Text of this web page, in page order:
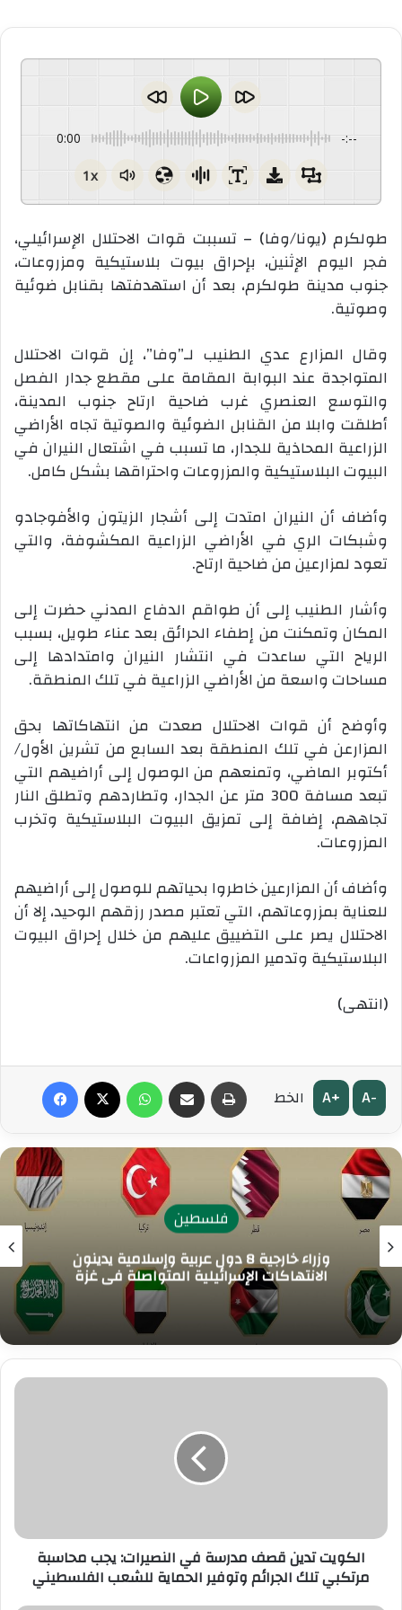
0:00 -:--
1x
طولكرم (يونا/وفا) – تسببت قوات الاحتلال الإسرائيلي،
فجر اليوم الإثنين، بإحراق بيوت بلاستيكية ومزروعات،
جنوب مدينة طولكرم، بعد أن استهدفتها بقنابل ضوئية
وصوتية.
وقال المزارع عدي الطنيب لـ”وفا”، إن قوات الاحتلال
المتواجدة عند البوابة المقامة على مقطع جدار الفصل
والتوسع العنصري غرب ضاحية ارتاح جنوب المدينة،
أطلقت وابلا من القنابل الضوئية والصوتية تجاه الأراضي
الزراعية المحاذية للجدار، ما تسبب في اشتعال النيران في
البيوت البلاستيكية والمزروعات واحتراقها بشكل كامل.
وأضاف أن النيران امتدت إلى أشجار الزيتون والأفوجادو
وشبكات الري في الأراضي الزراعية المكشوفة، والتي
تعود لمزارعين من ضاحية ارتاح.
وأشار الطنيب إلى أن طواقم الدفاع المدني حضرت إلى
المكان وتمكنت من إطفاء الحرائق بعد عناء طويل، بسبب
الرياح التي ساعدت في انتشار النيران وامتدادها إلى
مساحات واسعة من الأراضي الزراعية في تلك المنطقة.
وأوضح أن قوات الاحتلال صعدت من انتهاكاتها بحق
المزارعن في تلك المنطقة بعد السابع من تشرين الأول/
أكتوبر الماضي، وتمنعهم من الوصول إلى أراضيهم التي
تبعد مسافة 300 متر عن الجدار، وتطاردهم وتطلق النار
تجاههم، إضافة إلى تمزيق البيوت البلاستيكية وتخرب
المزروعات.
وأضاف أن المزارعين خاطروا بحياتهم للوصول إلى أراضيهم
للعناية بمزروعاتهم، التي تعتبر مصدر رزقهم الوحيد، إلا أن
الاحتلال يصر على التضييق عليهم من خلال إحراق البيوت
البلاستيكية وتدمير المزرواعات.
(انتهى)
الخط A+ A-
فلسطين
وزراء خارجية 8 دول عربية وإسلامية يدينون
الانتهاكات الإسرائيلية المتواصلة في غزة
ا
ي
الكويت تدين قصف مدرسة في النصيرات: يجب محاسبة
مرتكبي تلك الجرائم وتوفير الحماية للشعب الفلسطيني